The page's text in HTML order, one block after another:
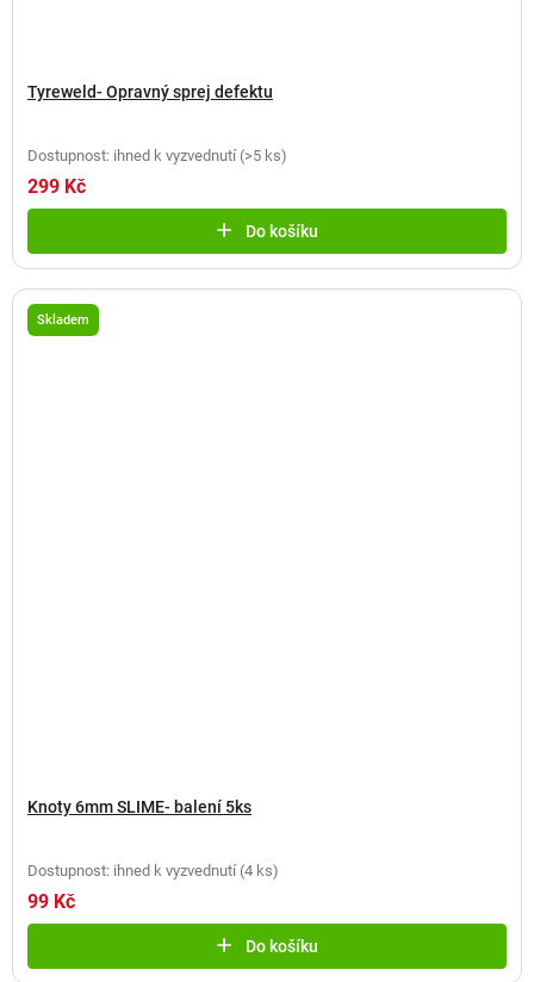
Tyreweld- Opravný sprej defektu
Dostupnost: ihned k vyzvednutí (>5 ks)
299 Kč
Do košíku
Skladem
Knoty 6mm SLIME- balení 5ks
Dostupnost: ihned k vyzvednutí (4 ks)
99 Kč
Do košíku